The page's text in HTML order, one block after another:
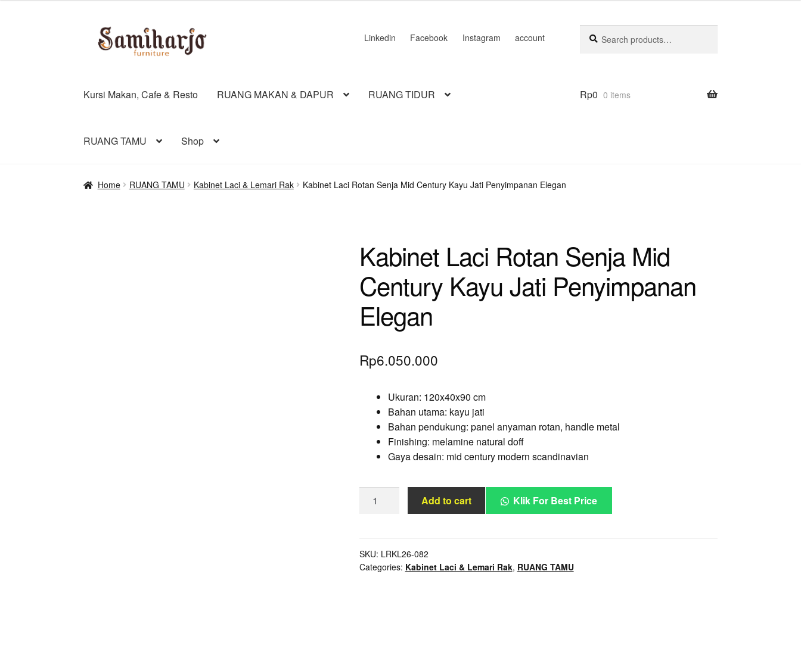
Skip
Skip
Linkedin Facebook Instagram account
for:
Kursi Makan, Cafe & Resto RUANG MAKAN & DAPUR RUANG TIDUR
RUANG TAMU Shop
Rp0 0 items
Home RUANG TAMU Kabinet Laci & Lemari Rak Kabinet Laci Rotan Senja Mid Century Kayu Jati Penyimpanan Elegan
Kabinet Laci Rotan Senja Mid
Century Kayu Jati Penyimpanan
Elegan
Rp6.050.000
Ukuran: 120x40x90 cm
Bahan utama: kayu jati
Bahan pendukung: panel anyaman rotan, handle metal
Finishing: melamine natural doff
Gaya desain: mid century modern scandinavian
Laci
Mid
Century
Add to cart Klik For Best Price
SKU: LRKL26-082
Categories: Kabinet Laci & Lemari Rak, RUANG TAMU